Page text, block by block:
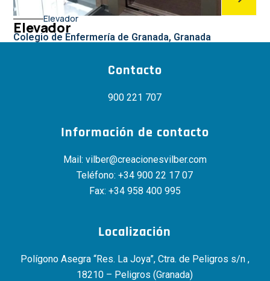
Elevador
Elevador
Colegio de Enfermería de Granada, Granada
Contacto
900 221 707
Información de contacto
Mail: vilber@creacionesvilber.com
Teléfono:+34 900 22 17 07
Fax: +34 958 400 995
Localización
Polígono Asegra “Res. La Joya”, Ctra. de Peligros s/n ,
18210 – Peligros (Granada)